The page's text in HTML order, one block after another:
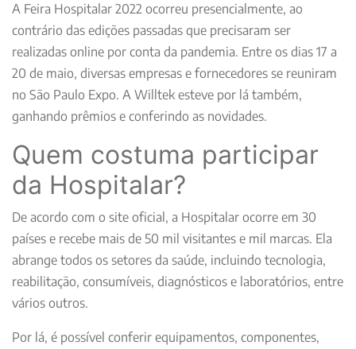
A Feira Hospitalar 2022 ocorreu presencialmente, ao
contrário das edições passadas que precisaram ser
realizadas online por conta da pandemia. Entre os dias 17 a
20 de maio, diversas empresas e fornecedores se reuniram
no São Paulo Expo. A Willtek esteve por lá também,
ganhando prêmios e conferindo as novidades.
Quem costuma participar
da Hospitalar?
De acordo com o site oficial, a Hospitalar ocorre em 30
países e recebe mais de 50 mil visitantes e mil marcas. Ela
abrange todos os setores da saúde, incluindo tecnologia,
reabilitação, consumíveis, diagnósticos e laboratórios, entre
vários outros.
Por lá, é possível conferir equipamentos, componentes,